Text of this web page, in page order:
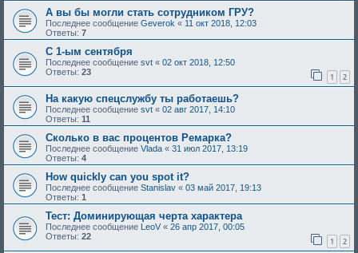
А вы бы могли стать сотрудником ГРУ?
Последнее сообщение Geverok « 11 окт 2018, 12:03
Ответы: 7
С 1-ым сентября
Последнее сообщение svt « 02 окт 2018, 12:50
Ответы: 23 1 2
На какую спецслужбу ты работаешь?
Последнее сообщение svt « 02 авг 2017, 14:10
Ответы: 11
Сколько в вас процентов Ремарка?
Последнее сообщение Vlada « 31 июл 2017, 13:19
Ответы: 4
How quickly can you spot it?
Последнее сообщение Stanislav « 03 май 2017, 19:13
Ответы: 1
Тест: Доминирующая черта характера
Последнее сообщение LeoV « 26 апр 2017, 00:05
Ответы: 22 1 2